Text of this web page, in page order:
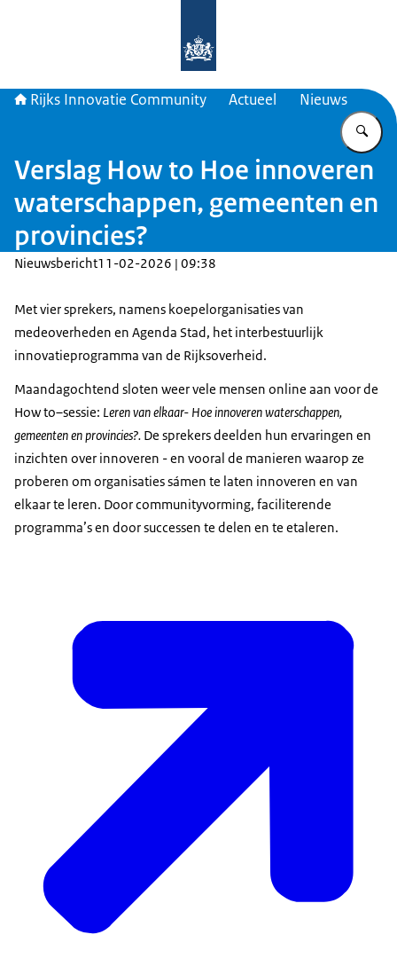
Rijks Innovatie Community Actueel Nieuws
Verslag How to Hoe innoveren
waterschappen, gemeenten en
provincies?
Nieuwsbericht11-02-2026 | 09:38
Met vier sprekers, namens koepelorganisaties van
medeoverheden en Agenda Stad, het interbestuurlijk
innovatieprogramma van de Rijksoverheid.
Maandagochtend sloten weer vele mensen online aan voor de
How to–sessie: Leren van elkaar- Hoe innoveren waterschappen,
gemeenten en provincies?. De sprekers deelden hun ervaringen en
inzichten over innoveren - en vooral de manieren waarop ze
proberen om organisaties sámen te laten innoveren en van
elkaar te leren. Door communityvorming, faciliterende
programma’s en door successen te delen en te etaleren.